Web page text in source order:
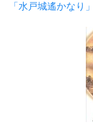
「水戸城遙かなり」